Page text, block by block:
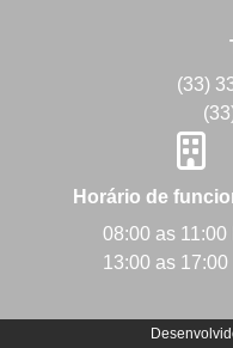
(33)
Horário de
08:00 as 11:00
13:00 as 17:00